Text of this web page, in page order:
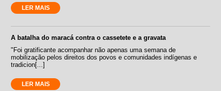
LER MAIS
A batalha do maracá contra o cassetete e a gravata
"Foi gratificante acompanhar não apenas uma semana de
mobilização pelos direitos dos povos e comunidades indígenas e
tradicion[...]
LER MAIS